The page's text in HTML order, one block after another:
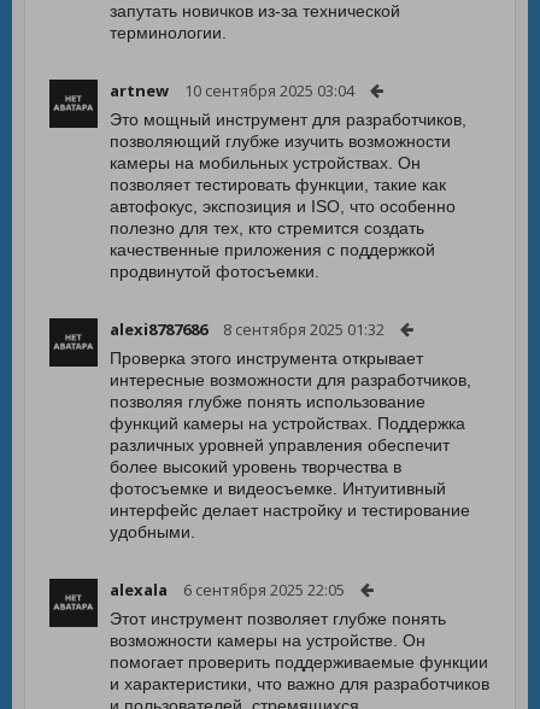
запутать новичков из-за технической
терминологии.
artnew 10 сентября 2025 03:04
Это мощный инструмент для разработчиков,
позволяющий глубже изучить возможности
камеры на мобильных устройствах. Он
позволяет тестировать функции, такие как
автофокус, экспозиция и ISO, что особенно
полезно для тех, кто стремится создать
качественные приложения с поддержкой
продвинутой фотосъемки.
alexi8787686 8 сентября 2025 01:32
Проверка этого инструмента открывает
интересные возможности для разработчиков,
позволяя глубже понять использование
функций камеры на устройствах. Поддержка
различных уровней управления обеспечит
более высокий уровень творчества в
фотосъемке и видеосъемке. Интуитивный
интерфейс делает настройку и тестирование
удобными.
alexala 6 сентября 2025 22:05
Этот инструмент позволяет глубже понять
возможности камеры на устройстве. Он
помогает проверить поддерживаемые функции
и характеристики, что важно для разработчиков